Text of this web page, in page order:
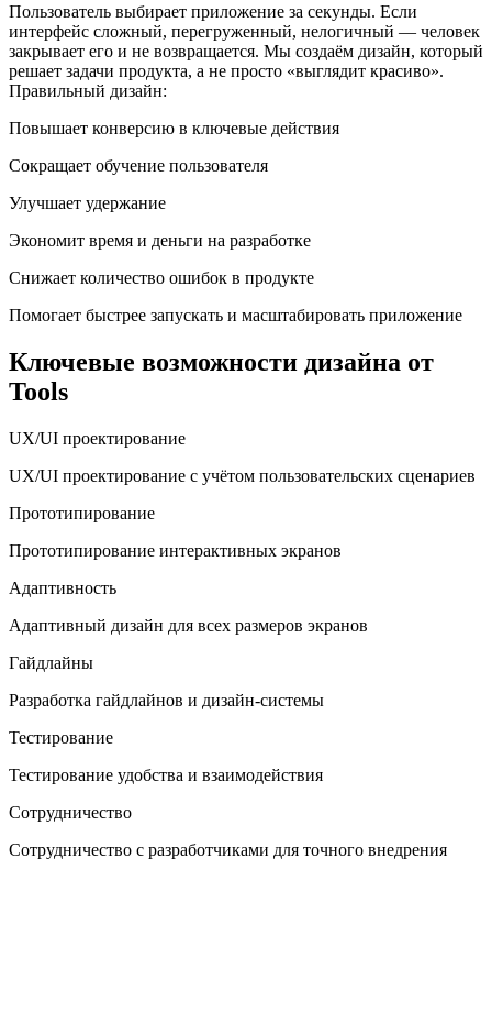
Пользователь выбирает приложение за секунды. Если
интерфейс сложный, перегруженный, нелогичный — человек
закрывает его и не возвращается. Мы создаём дизайн, который
решает задачи продукта, а не просто «выглядит красиво».
Правильный дизайн:
Повышает конверсию в ключевые действия
Сокращает обучение пользователя
Улучшает удержание
Экономит время и деньги на разработке
Снижает количество ошибок в продукте
Помогает быстрее запускать и масштабировать приложение
Ключевые возможности дизайна от
Tools
UX/UI проектирование
UX/UI проектирование с учётом пользовательских сценариев
Прототипирование
Прототипирование интерактивных экранов
Адаптивность
Адаптивный дизайн для всех размеров экранов
Гайдлайны
Разработка гайдлайнов и дизайн-системы
Тестирование
Тестирование удобства и взаимодействия
Сотрудничество
Сотрудничество с разработчиками для точного внедрения